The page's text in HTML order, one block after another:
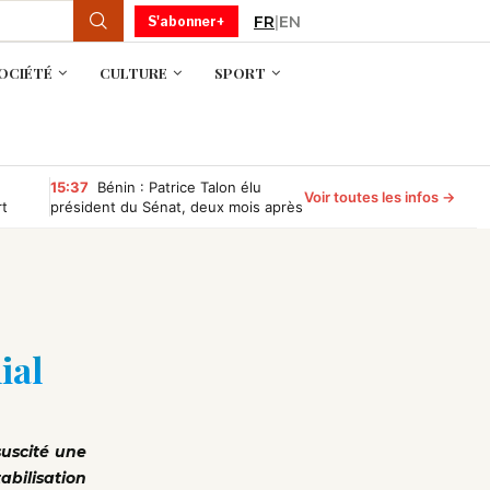
S'abonner+ FR|EN
CULTURE SPORT
15:37 Bénin : Patrice Talon élu
président du Sénat, deux mois après
Voir toutes les infos →
une